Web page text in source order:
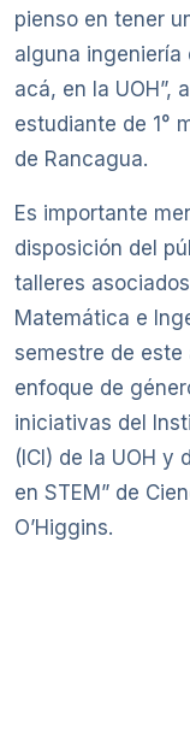
pienso en tener
alguna
acá, en la UOH”,
estudiante de 1°
de Rancagua.
Es importante
disposición del
talleres
Matemática e
semestre de este
enfoque de
iniciativas del
(ICI) de la UOH y
en STEM” de
O’Higgins.